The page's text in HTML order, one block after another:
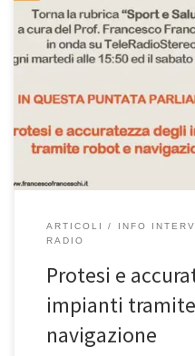
Protesi e accuratezza degli
Intervista al Prof. Francesco
durante la rubrica “Sport e
Teleradiostereo ogni martedì
ARTICOLI INFO
RADIO
Protesi e
impianti
navigazione